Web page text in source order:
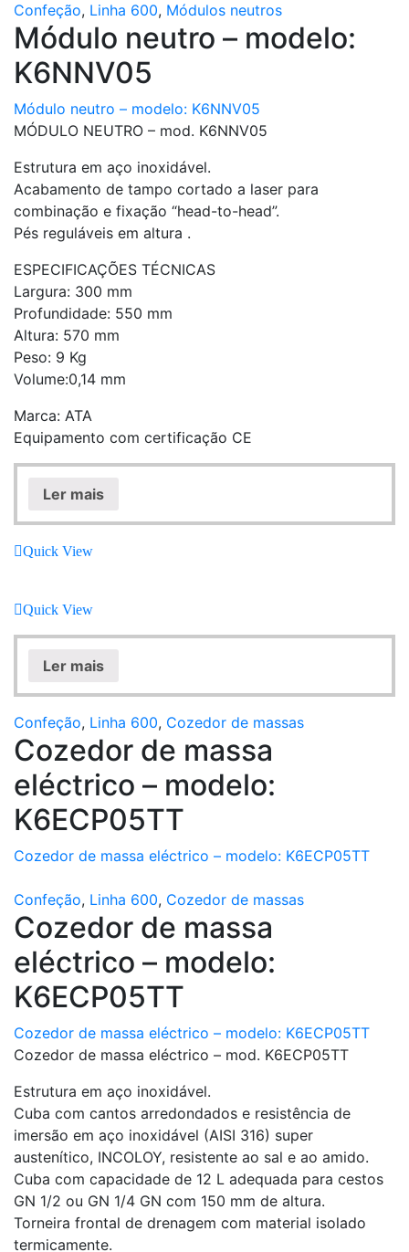
Confeção, Linha 600, Módulos neutros
Módulo neutro – modelo:
K6NNV05
Módulo neutro – modelo: K6NNV05
MÓDULO NEUTRO – mod. K6NNV05
Estrutura em aço inoxidável.
Acabamento de tampo cortado a laser para
combinação e fixação “head-to-head”.
Pés reguláveis em altura .
ESPECIFICAÇÕES TÉCNICAS
Largura: 300 mm
Profundidade: 550 mm
Altura: 570 mm
Peso: 9 Kg
Volume:0,14 mm
Marca: ATA
Equipamento com certificação CE
Ler mais
Quick View
Quick View
Ler mais
Confeção, Linha 600, Cozedor de massas
Cozedor de massa
eléctrico – modelo:
K6ECP05TT
Cozedor de massa eléctrico – modelo: K6ECP05TT
Confeção, Linha 600, Cozedor de massas
Cozedor de massa
eléctrico – modelo:
K6ECP05TT
Cozedor de massa eléctrico – modelo: K6ECP05TT
Cozedor de massa eléctrico – mod. K6ECP05TT
Estrutura em aço inoxidável.
Cuba com cantos arredondados e resistência de
imersão em aço inoxidável (AISI 316) super
austenítico, INCOLOY, resistente ao sal e ao amido.
Cuba com capacidade de 12 L adequada para cestos
GN 1/2 ou GN 1/4 GN com 150 mm de altura.
Torneira frontal de drenagem com material isolado
termicamente.